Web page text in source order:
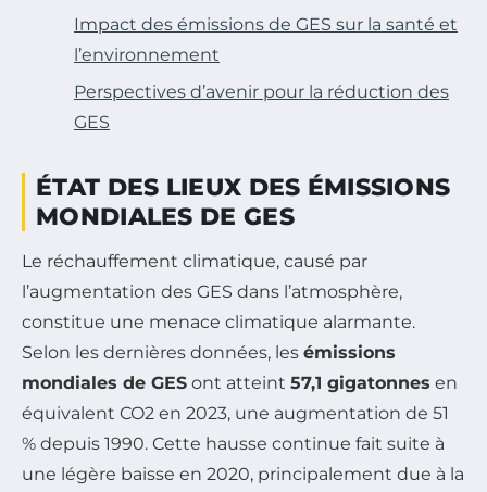
Impact des émissions de GES sur la santé et
l’environnement
Perspectives d’avenir pour la réduction des
GES
ÉTAT DES LIEUX DES ÉMISSIONS
MONDIALES DE GES
Le réchauffement climatique, causé par
l’augmentation des GES dans l’atmosphère,
constitue une menace climatique alarmante.
Selon les dernières données, les émissions
mondiales de GES ont atteint 57,1 gigatonnes en
équivalent CO2 en 2023, une augmentation de 51
% depuis 1990. Cette hausse continue fait suite à
une légère baisse en 2020, principalement due à la